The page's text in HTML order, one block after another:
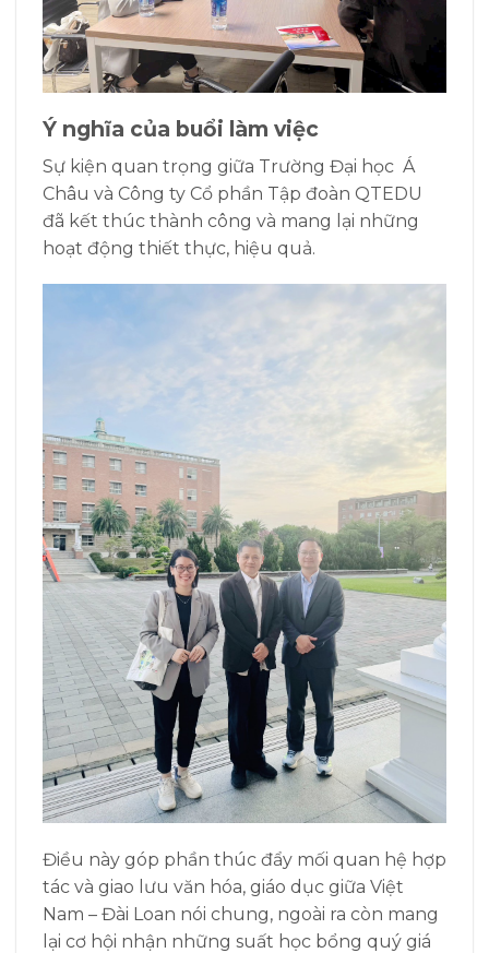
Ý nghĩa của buổi làm việc
Sự kiện quan trọng giữa Trường Đại học Á
Châu và Công ty Cổ phần Tập đoàn QTEDU
đã kết thúc thành công và mang lại những
hoạt động thiết thực, hiệu quả.
Điều này góp phần thúc đẩy mối quan hệ hợp
tác và giao lưu văn hóa, giáo dục giữa Việt
Nam – Đài Loan nói chung, ngoài ra còn mang
lại cơ hội nhận những suất học bổng quý giá